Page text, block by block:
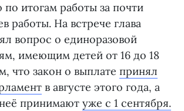
итогам работы за почти
работы. На встрече глава
вопрос о единоразовой
имеющим детей от 16 до 18
что закон о выплате принял
в августе этого года, а
принимают уже с 1 сентября.